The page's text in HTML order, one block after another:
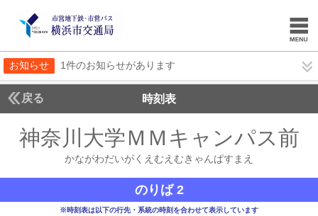
お知らせ 1件のお知らせがあります
戻る 時刻表
神奈川大学ＭＭキャンパス前
かながわだいがくえむえむきゃんぱすまえ
のりば 2
※時刻表は以下の行先・系統の時刻を合わせて表示しています